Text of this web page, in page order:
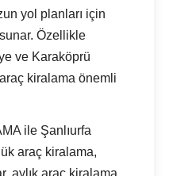
yol planları için
Özellikle
ve Karaköprü
kiralama önemli
ile Şanlıurfa
araç kiralama,
aylık araç kiralama,